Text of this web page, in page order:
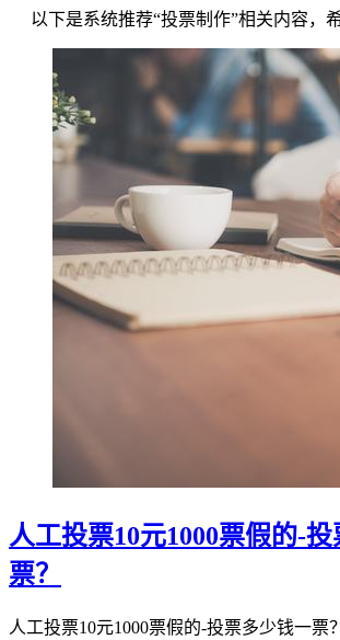
以下是系统推荐“投票制作”相关内容，
人工投票10元1000票假的-
票？
人工投票10元1000票假的-投票多少钱一票